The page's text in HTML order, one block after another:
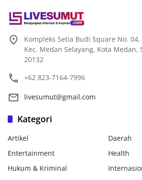
Kompleks Setia Budi Square No.
Kec. Medan Selayang, Kota Medan,
20132
+62 823-7164-7996
livesumut@gmail.com
Kategori
Artikel
Daerah
Entertainment
Health
Hukum & Kriminal